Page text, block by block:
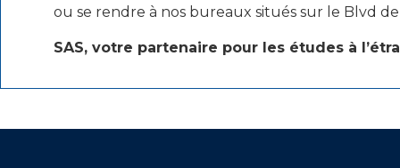
ou se rendre à nos bureaux situés sur le Blvd
SAS, votre partenaire pour les études à